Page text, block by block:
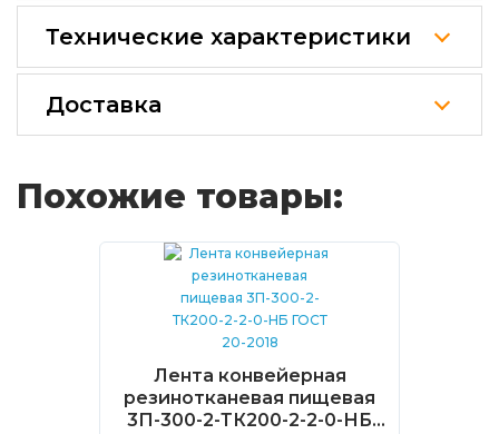
Технические характеристики
Доставка
Похожие товары:
Лента конвейерная
резинотканевая пищевая
3П-300-2-ТК200-2-2-0-НБ